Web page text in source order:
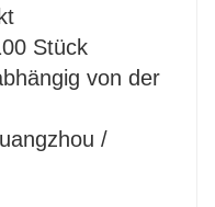
Stück
von der
/